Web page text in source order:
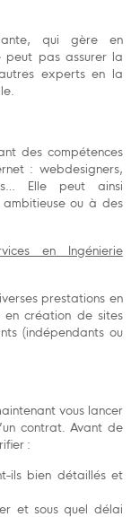
qui gère en
peut pas assurer la
experts en la
des compétences
: webdesigners,
Elle peut ainsi
ou à des
en Ingénierie
prestations en
en création de sites
(indépendants ou
vous lancer
contrat. Avant de
:
ils bien détaillés et
et sous quel délai